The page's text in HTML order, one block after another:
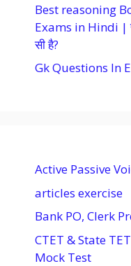
Best reasoning
Exams in Hindi |
सी है?
Gk Questions In
Active Passive
articles exercise
Bank PO, Clerk
CTET & State
Mock Test